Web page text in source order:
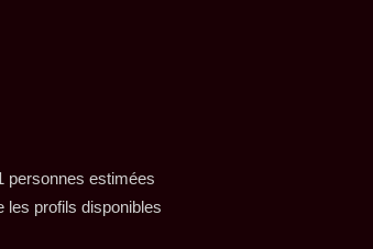
personnes estimées
les profils disponibles